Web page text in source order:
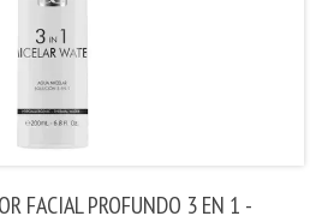
FACIAL PROFUNDO 3 EN 1 -